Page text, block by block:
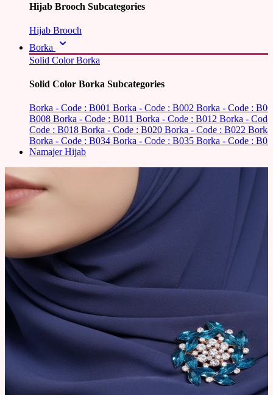
Hijab Brooch Subcategories
Hijab Brooch
Borka
Solid Color Borka
Solid Color Borka Subcategories
Borka - Code : B001 Borka - Code : B002 Borka - Code :
B008 Borka - Code : B011 Borka - Code : B012 Borka -
Code : B018 Borka - Code : B020 Borka - Code : B022
Borka - Code : B034 Borka - Code : B035 Borka - Code :
Namajer Hijab